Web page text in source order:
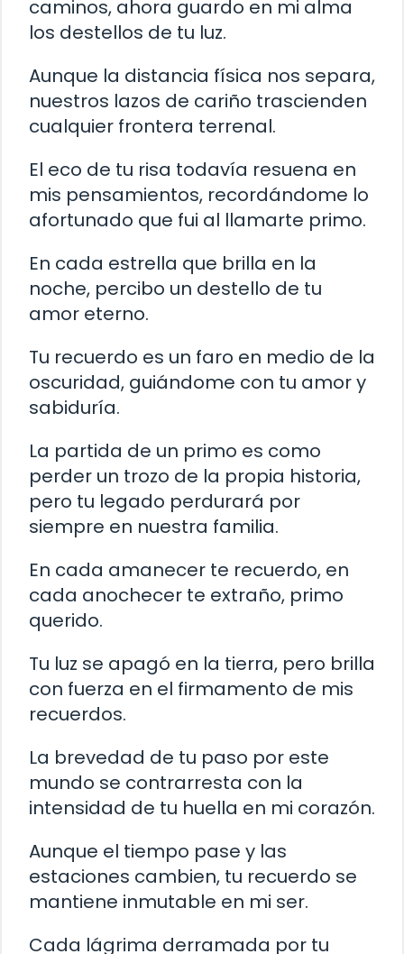
caminos, ahora guardo en mi alma
los destellos de tu luz.
Aunque la distancia física nos separa,
nuestros lazos de cariño trascienden
cualquier frontera terrenal.
El eco de tu risa todavía resuena en
mis pensamientos, recordándome lo
afortunado que fui al llamarte primo.
En cada estrella que brilla en la
noche, percibo un destello de tu
amor eterno.
Tu recuerdo es un faro en medio de la
oscuridad, guiándome con tu amor y
sabiduría.
La partida de un primo es como
perder un trozo de la propia historia,
pero tu legado perdurará por
siempre en nuestra familia.
En cada amanecer te recuerdo, en
cada anochecer te extraño, primo
querido.
Tu luz se apagó en la tierra, pero brilla
con fuerza en el firmamento de mis
recuerdos.
La brevedad de tu paso por este
mundo se contrarresta con la
intensidad de tu huella en mi corazón.
Aunque el tiempo pase y las
estaciones cambien, tu recuerdo se
mantiene inmutable en mi ser.
Cada lágrima derramada por tu